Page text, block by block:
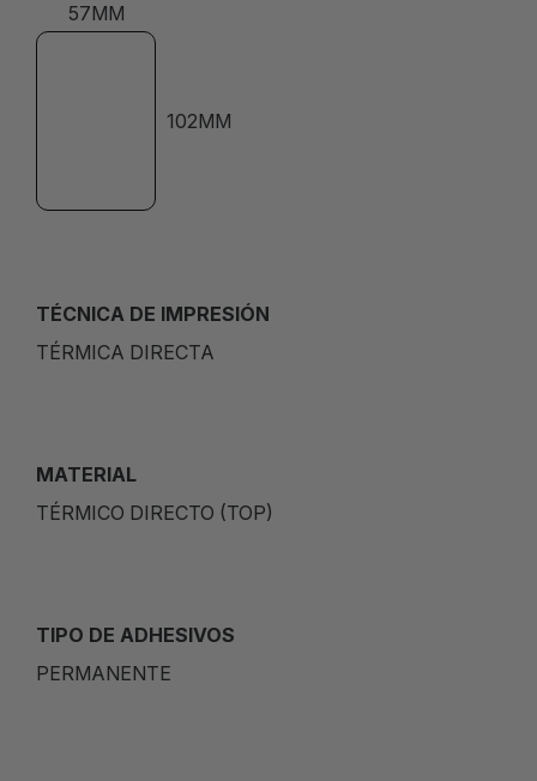
57MM
102MM
TÉCNICA DE IMPRESIÓN
TÉRMICA DIRECTA
MATERIAL
TÉRMICO DIRECTO (TOP)
TIPO DE ADHESIVOS
PERMANENTE